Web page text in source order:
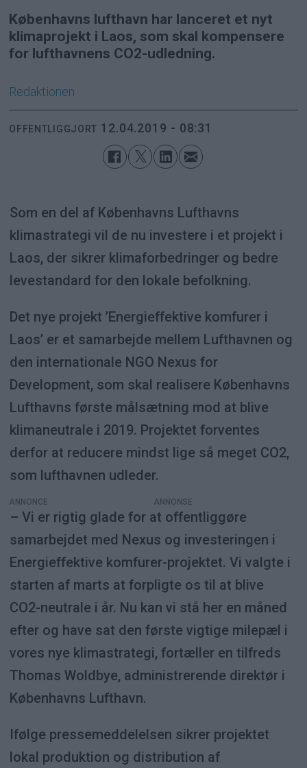
Københavns lufthavn har lanceret et nyt
klimaprojekt i Laos, som skal kompensere
for lufthavnens CO2-udledning.
Redaktionen
OFFENTLIGGJORT 12.04.2019 - 08:31
Som en del af Københavns Lufthavns
klimastrategi vil de nu investere i et projekt i
Laos, der sikrer klimaforbedringer og bedre
levestandard for den lokale befolkning.
Det nye projekt ’Energieffektive komfurer i
Laos’ er et samarbejde mellem Lufthavnen og
den internationale NGO Nexus for
Development, som skal realisere Københavns
Lufthavns første målsætning mod at blive
klimaneutrale i 2019. Projektet forventes
derfor at reducere mindst lige så meget CO2,
som lufthavnen udleder.
ANNONCE
– Vi er rigtig glade for at offentliggøre
samarbejdet med Nexus og investeringen i
Energieffektive komfurer-projektet. Vi valgte i
starten af marts at forpligte os til at blive
CO2-neutrale i år. Nu kan vi stå her en måned
efter og have sat den første vigtige milepæl i
vores nye klimastrategi, fortæller en tilfreds
Thomas Woldbye, administrerende direktør i
Københavns Lufthavn.
Ifølge pressemeddelelsen sikrer projektet
lokal produktion og distribution af